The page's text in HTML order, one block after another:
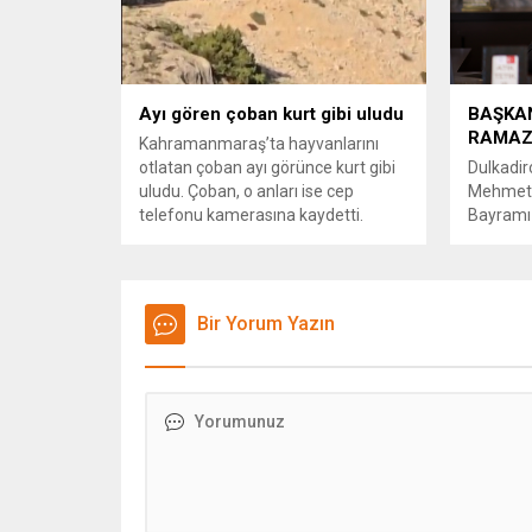
haftası etkinlikleri çerçevesinde
Akedaş İlkokulu’nda renkli bir
organizasyona imza attı. Okulda
festivaliyle, öğrencilere enerjinin
verimli kullanımı ve tasarrufu
konusunda...
Ayı gören çoban kurt gibi uludu
Kahramanmaraş’ta hayvanlarını
otlatan çoban ayı görünce kurt gibi
uludu. Çoban, o anları ise cep
telefonu kamerasına kaydetti.
Bir Yorum Yazın